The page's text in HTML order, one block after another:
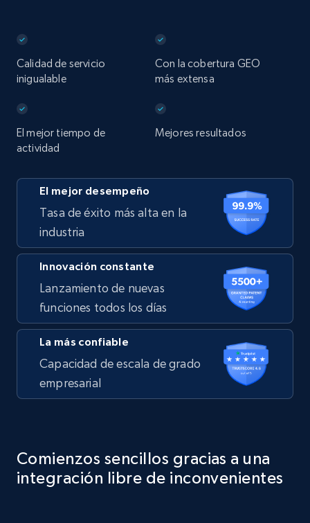
Calidad de servicio
inigualable
Con la cobertura GEO
más extensa
El mejor tiempo de
actividad
Mejores resultados
El mejor desempeño
Tasa de éxito más alta en la
industria
Innovación constante
Lanzamiento de nuevas
funciones todos los días
La más confiable
Capacidad de escala de grado
empresarial
Comienzos sencillos gracias a una
integración libre de inconvenientes